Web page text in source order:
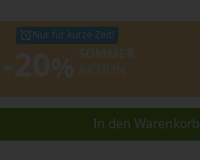
Nur für kurze Zeit!
In den Warenkorb